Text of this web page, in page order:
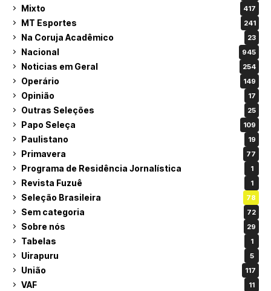
Mixto 417
MT Esportes 241
Na Coruja Acadêmico 23
Nacional 945
Noticias em Geral 254
Operário 149
Opinião 17
Outras Seleções 25
Papo Seleça 109
Paulistano 19
Primavera 77
Programa de Residência Jornalística 1
Revista Fuzuê 1
Seleção Brasileira 78
Sem categoria 72
Sobre nós 29
Tabelas 1
Uirapuru 5
União 117
VAF 11